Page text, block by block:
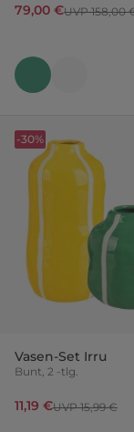
79,00 €UVP 158,00
Vasen-Set Irru
Bunt, 2 -tlg.
11,19 €UVP 15,99 €
-30%